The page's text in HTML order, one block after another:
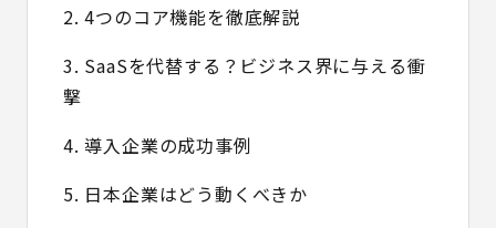
2. 4つのコア機能を徹底解説
3. SaaSを代替する？ビジネス界に与える衝
撃
4. 導入企業の成功事例
5. 日本企業はどう動くべきか